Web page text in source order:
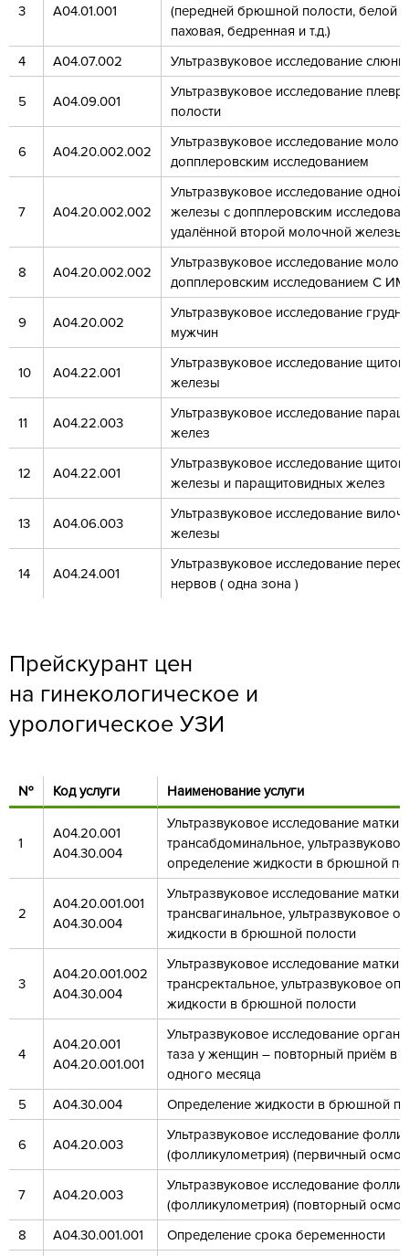
3 А04.01.001
(передней брюшной полости, белой
паховая, бедренная и т.д.)
4
А04.07.002 Ультразвуковое исследование
5 А04.09.001
Ультразвуковое исследование
полости
6 А04.20.002.002
Ультразвуковое исследование
допплеровским исследованием
7 А04.20.002.002
Ультразвуковое исследование
железы с допплеровским
удалённой второй молочной железы
8 А04.20.002.002
Ультразвуковое исследование
допплеровским исследованием С
9 А04.20.002
Ультразвуковое исследование
мужчин
10 А04.22.001
Ультразвуковое исследование
железы
11 А04.22.003
Ультразвуковое исследование
желез
12 А04.22.001
Ультразвуковое исследование
железы и паращитовидных желез
13 А04.06.003
Ультразвуковое исследование
железы
14 A04.24.001
Ультразвуковое исследование
нервов ( одна зона )
Прейскурант цен
на гинекологическое и
урологическое УЗИ
№ Код услуги Наименование услуги
1
А04.20.001
А04.30.004
Ультразвуковое исследование матки
трансабдоминальное, ультразвуковое
определение жидкости в брюшной
2
А04.20.001.001
А04.30.004
Ультразвуковое исследование матки
трансвагинальное, ультразвуковое
жидкости в брюшной полости
3
А04.20.001.002
А04.30.004
Ультразвуковое исследование матки
трансректальное, ультразвуковое
жидкости в брюшной полости
4
А04.20.001
А04.20.001.001
Ультразвуковое исследование
таза у женщин – повторный приём в
одного месяца
5
А04.30.004 Определение жидкости в брюшной
6 А04.20.003
Ультразвуковое исследование
(фолликулометрия) (первичный
7 А04.20.003
Ультразвуковое исследование
(фолликулометрия) (повторный
8
А04.30.001.001 Определение срока беременности